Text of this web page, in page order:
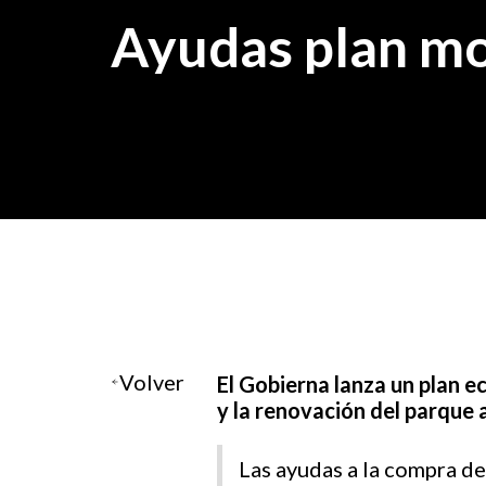
Ayudas plan
Volver
El Gobierna lanza un plan
y la renovación del
Las ayudas a la compra